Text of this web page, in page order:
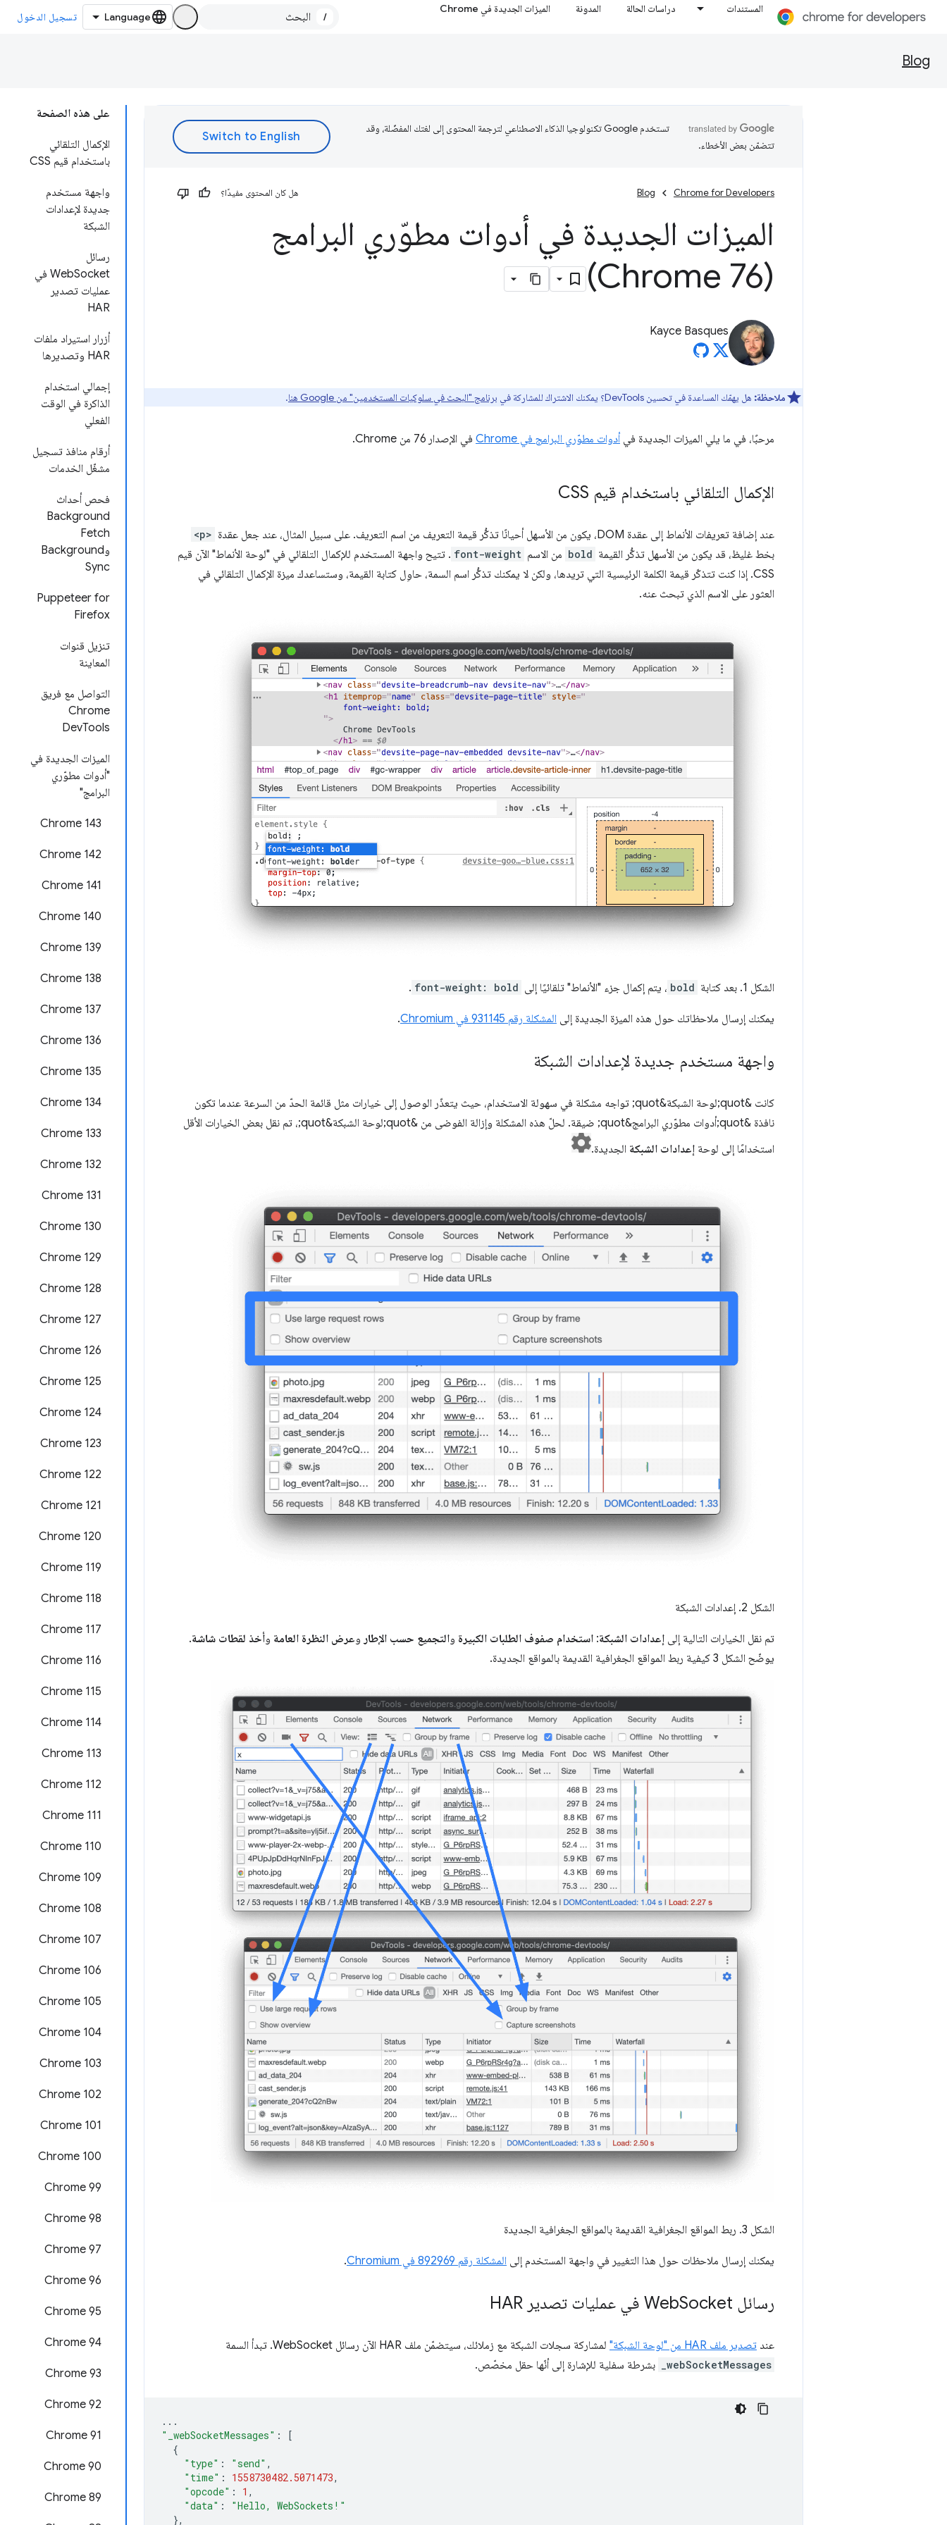
المستندات دراسات الحالة المدونة الميزات الجديدة في Chrome
/ تسجيل الدخول
Blog
على هذه الصفحة
الإكمال التلقائي
باستخدام قيم CSS
واجهة مستخدم
جديدة لإعدادات
الشبكة
رسائل
WebSocket في
عمليات تصدير
HAR
أزرار استيراد ملفات
HAR وتصديرها
إجمالي استخدام
الذاكرة في الوقت
الفعلي
أرقام منافذ تسجيل
مشغّل الخدمات
فحص أحداث
Background
Fetch
وBackground
Sync
Puppeteer for
Firefox
تنزيل قنوات
المعاينة
التواصل مع فريق
Chrome
DevTools
الميزات الجديدة في
"أدوات مطوّري
البرامج"
Chrome 143
Chrome 142
‫Chrome 141
Chrome 140
‫Chrome 139
‫Chrome 138
‫Chrome 137
Chrome 136
Chrome 135
‫Chrome 134
‫Chrome 133
Chrome 132
Chrome 131
Chrome 130
Chrome 129
‫Chrome 128
‫Chrome 127
‫Chrome 126
‫Chrome 125
Chrome 124
Chrome 123
‫Chrome 122
‫Chrome 121
‫Chrome 120
‫Chrome 119
Chrome 118
‫Chrome 117
Chrome 116
Chrome 115
Chrome 114
Chrome 113
‫Chrome 112
‫Chrome 111
Chrome 110
Chrome 109
Chrome 108
Chrome 107
Chrome 106
Chrome 105
‫Chrome 104
Chrome 103
Chrome 102
Chrome 101
Chrome 100
Chrome 99
Chrome 98
‫Chrome 97
Chrome 96
Chrome 95
Chrome 94
Chrome 93
‫Chrome 92
‫Chrome 91
Chrome 90
Chrome 89
تستخدم Google تكنولوجيا الذكاء الاصطناعي لترجمة المحتوى إلى لغتك المفضّلة، وقد
تتضمّن بعض الأخطاء.
Chrome for Developers
Blog هل كان المحتوى مفيدًا؟
الميزات الجديدة في أدوات مطوّري البرامج
(Chrome 76)
Kayce Basques
ملاحظة: هل يهمّك المساعدة في تحسين DevTools؟ يمكنك الاشتراك للمشاركة في برنامج "البحث في سلوكيات المستخدمين" من Google هنا .
مرحبًا، في ما يلي الميزات الجديدة في أدوات مطوّري البرامج في Chrome في الإصدار 76 من Chrome.
الإكمال التلقائي باستخدام قيم CSS
عند إضافة تعريفات الأنماط إلى عقدة DOM، يكون من الأسهل أحيانًا تذكُّر قيمة التعريف من اسم التعريف. على سبيل المثال، عند جعل عقدة <p>
بخط غليظ، قد يكون من الأسهل تذكُّر القيمة bold من الاسم font-weight . تتيح واجهة المستخدم للإكمال التلقائي في "لوحة الأنماط" الآن قيم
CSS. إذا كنت تتذكّر قيمة الكلمة الرئيسية التي تريدها، ولكن لا يمكنك تذكُّر اسم السمة، حاوِل كتابة القيمة، وستساعدك ميزة الإكمال التلقائي في
العثور على الاسم الذي تبحث عنه.
الشكل 1. بعد كتابة bold ، يتم إكمال جزء "الأنماط" تلقائيًا إلى font-weight: bold
.
يمكنك إرسال ملاحظاتك حول هذه الميزة الجديدة إلى المشكلة رقم 931145 في Chromium .
واجهة مستخدم جديدة لإعدادات الشبكة
كانت &quot;لوحة الشبكة&quot; تواجه مشكلة في سهولة الاستخدام، حيث يتعذّر الوصول إلى خيارات مثل قائمة الحدّ من السرعة عندما تكون
نافذة &quot;أدوات مطوّري البرامج&quot; ضيقة. لحلّ هذه المشكلة وإزالة الفوضى من &quot;لوحة الشبكة&quot;، تم نقل بعض الخيارات الأقل
استخدامًا إلى لوحة إعدادات الشبكة الجديدة.
الشكل 2. إعدادات الشبكة
تم نقل الخيارات التالية إلى إعدادات الشبكة: استخدام صفوف الطلبات الكبيرة والتجميع حسب الإطار وعرض النظرة العامة وأخذ لقطات شاشة.
يوضّح الشكل 3 كيفية ربط المواقع الجغرافية القديمة بالمواقع الجديدة.
الشكل 3. ربط المواقع الجغرافية القديمة بالمواقع الجغرافية الجديدة
يمكنك إرسال ملاحظات حول هذا التغيير في واجهة المستخدم إلى المشكلة رقم 892969 في Chromium .
رسائل Web Socket في عمليات تصدير HAR
عند تصدير ملف HAR من "لوحة الشبكة" لمشاركة سجلات الشبكة مع زملائك، سيتضمّن ملف HAR الآن رسائل WebSocket. تبدأ السمة
_webSocketMessages بشرطة سفلية للإشارة إلى أنّها حقل مخصّص.
...
"_webSocketMessages" :
[
{
"type" : "send" ,
"time" : 1558730482.5071473,
"opcode" : 1 ,
"data" :
"Hello, WebSockets!"
},